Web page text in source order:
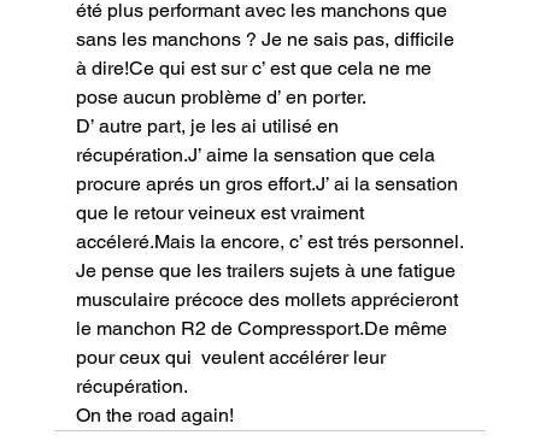
été plus performant avec les manchons que
sans les manchons ? Je ne sais pas, difficile
à dire!Ce qui est sur c’ est que cela ne me
pose aucun problème d’ en porter.
D’ autre part, je les ai utilisé en
récupération.J’ aime la sensation que cela
procure aprés un gros effort.J’ ai la sensation
que le retour veineux est vraiment
accéleré.Mais la encore, c’ est trés personnel.
Je pense que les trailers sujets à une fatigue
musculaire précoce des mollets apprécieront
le manchon R2 de Compressport.De même
pour ceux qui  veulent accélérer leur
récupération.
On the road again!